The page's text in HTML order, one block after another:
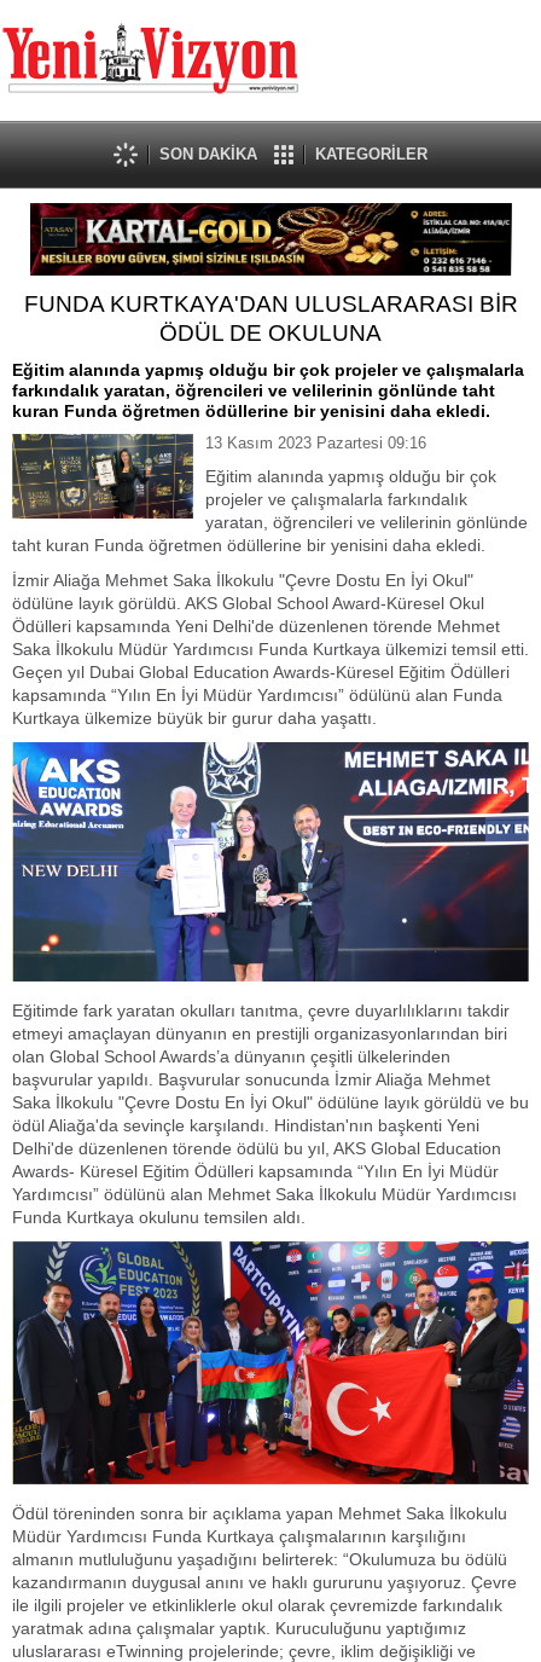
SON DAKİKA KATEGORİLER
FUNDA KURTKAYA'DAN ULUSLARARASI BİR
ÖDÜL DE OKULUNA
Eğitim alanında yapmış olduğu bir çok projeler ve çalışmalarla
farkındalık yaratan, öğrencileri ve velilerinin gönlünde taht
kuran Funda öğretmen ödüllerine bir yenisini daha ekledi.
13 Kasım 2023 Pazartesi 09:16
Eğitim alanında yapmış olduğu bir çok
projeler ve çalışmalarla farkındalık
yaratan, öğrencileri ve velilerinin gönlünde
taht kuran Funda öğretmen ödüllerine bir yenisini daha ekledi.
İzmir Aliağa Mehmet Saka İlkokulu "Çevre Dostu En İyi Okul"
ödülüne layık görüldü. AKS Global School Award-Küresel Okul
Ödülleri kapsamında Yeni Delhi'de düzenlenen törende Mehmet
Saka İlkokulu Müdür Yardımcısı Funda Kurtkaya ülkemizi temsil etti.
Geçen yıl Dubai Global Education Awards-Küresel Eğitim Ödülleri
kapsamında “Yılın En İyi Müdür Yardımcısı” ödülünü alan Funda
Kurtkaya ülkemize büyük bir gurur daha yaşattı.
Eğitimde fark yaratan okulları tanıtma, çevre duyarlılıklarını takdir
etmeyi amaçlayan dünyanın en prestijli organizasyonlarından biri
olan Global School Awards’a dünyanın çeşitli ülkelerinden
başvurular yapıldı. Başvurular sonucunda İzmir Aliağa Mehmet
Saka İlkokulu "Çevre Dostu En İyi Okul" ödülüne layık görüldü ve bu
ödül Aliağa'da sevinçle karşılandı. Hindistan'nın başkenti Yeni
Delhi'de düzenlenen törende ödülü bu yıl, AKS Global Education
Awards- Küresel Eğitim Ödülleri kapsamında “Yılın En İyi Müdür
Yardımcısı” ödülünü alan Mehmet Saka İlkokulu Müdür Yardımcısı
Funda Kurtkaya okulunu temsilen aldı.
Ödül töreninden sonra bir açıklama yapan Mehmet Saka İlkokulu
Müdür Yardımcısı Funda Kurtkaya çalışmalarının karşılığını
almanın mutluluğunu yaşadığını belirterek: “Okulumuza bu ödülü
kazandırmanın duygusal anını ve haklı gururunu yaşıyoruz. Çevre
ile ilgili projeler ve etkinliklerle okul olarak çevremizde farkındalık
yaratmak adına çalışmalar yaptık. Kuruculuğunu yaptığımız
uluslararası eTwinning projelerinde; çevre, iklim değişikliği ve